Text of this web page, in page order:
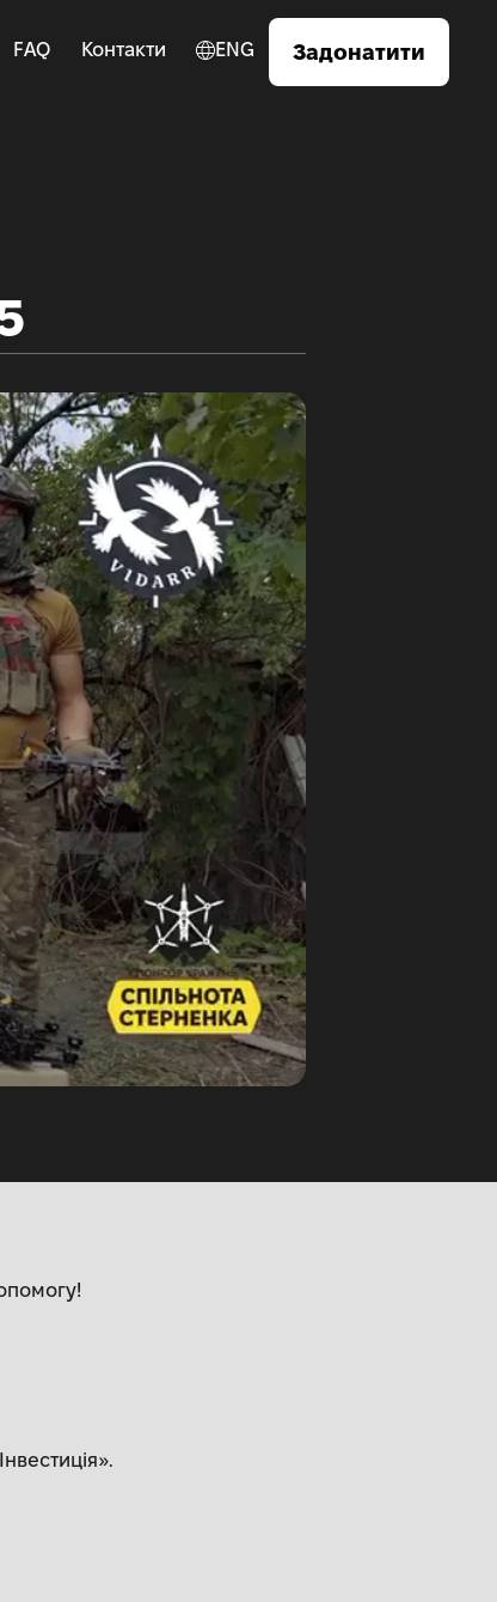
FAQ Контакти ENG Задонатити